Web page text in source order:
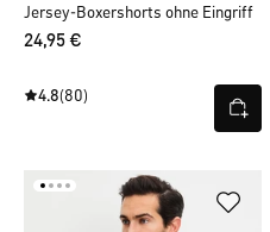
Jersey-Boxershorts ohne Eingriff
24,95 €
4.8(80)